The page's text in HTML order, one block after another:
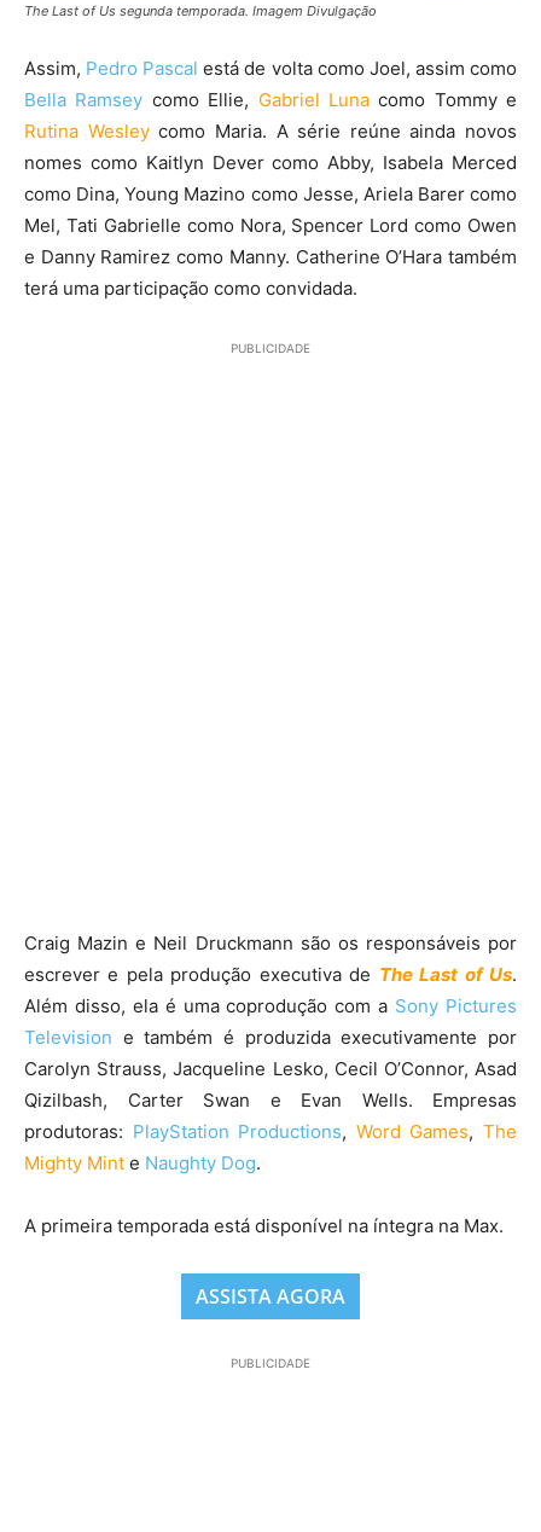
The Last of Us segunda temporada. Imagem Divulgação
Assim, Pedro Pascal está de volta como Joel, assim como
Bella Ramsey como Ellie, Gabriel Lunacomo Tommy e
Rutina Wesleycomo Maria. A série reúne ainda novos
nomes como Kaitlyn Dever como Abby, Isabela Merced
como Dina, Young Mazino como Jesse, Ariela Barer como
Mel, Tati Gabrielle como Nora, Spencer Lord como Owen
e Danny Ramirez como Manny. Catherine O’Hara também
terá uma participação como convidada.
PUBLICIDADE
Craig Mazin e Neil Druckmann são os responsáveis por
escrever e pela produção executiva de The Last of Us.
Além disso, ela é uma coprodução com a Sony Pictures
Television e também é produzida executivamente por
Carolyn Strauss, Jacqueline Lesko, Cecil O’Connor, Asad
Qizilbash, Carter Swan e Evan Wells. Empresas
produtoras: PlayStation Productions, Word Games,The
Mighty Mint e Naughty Dog.
A primeira temporada está disponível na íntegra na Max.
ASSISTA AGORA
PUBLICIDADE